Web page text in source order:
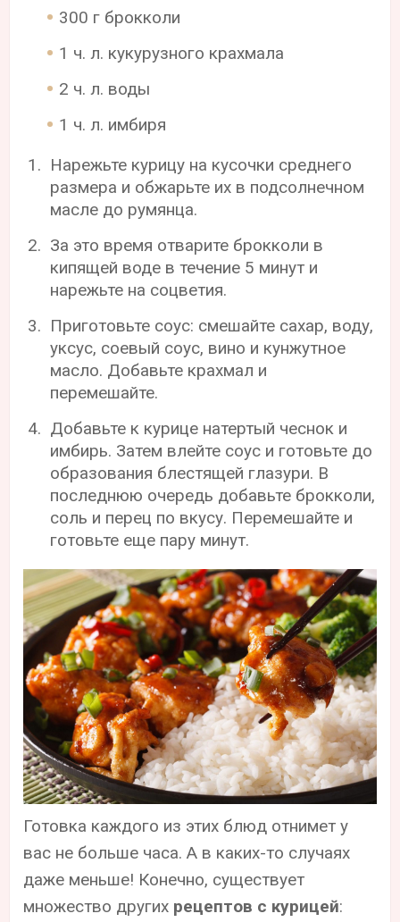
300 г брокколи
1 ч. л. кукурузного крахмала
2 ч. л. воды
1 ч. л. имбиря
Нарежьте курицу на кусочки среднего
размера и обжарьте их в подсолнечном
масле до румянца.
За это время отварите брокколи в
кипящей воде в течение 5 минут и
нарежьте на соцветия.
Приготовьте соус: смешайте сахар, воду,
уксус, соевый соус, вино и кунжутное
масло. Добавьте крахмал и
перемешайте.
Добавьте к курице натертый чеснок и
имбирь. Затем влейте соус и готовьте до
образования блестящей глазури. В
последнюю очередь добавьте брокколи,
соль и перец по вкусу. Перемешайте и
готовьте еще пару минут.
Готовка каждого из этих блюд отнимет у
вас не больше часа. А в каких-то случаях
даже меньше! Конечно, существует
множество других рецептов с курицей: